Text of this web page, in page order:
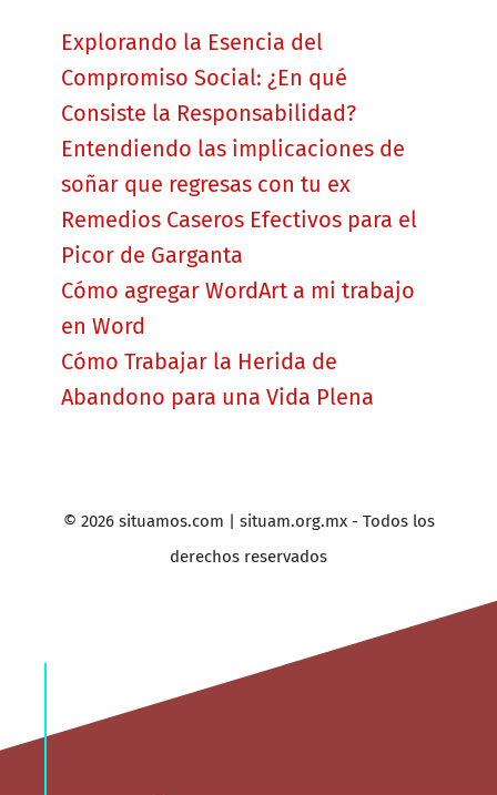
Explorando la Esencia del
Compromiso Social: ¿En qué
Consiste la Responsabilidad?
Entendiendo las implicaciones de
soñar que regresas con tu ex
Remedios Caseros Efectivos para el
Picor de Garganta
Cómo agregar WordArt a mi trabajo
en Word
Cómo Trabajar la Herida de
Abandono para una Vida Plena
© 2026 situamos.com | situam.org.mx - Todos los
derechos reservados